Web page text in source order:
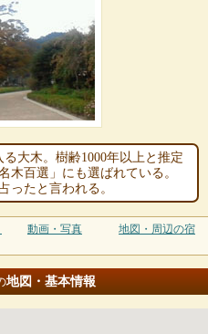
大木。樹齢1000年以上と推定
木百選」にも選ばれている。
ったと言われる。
動画・写真 地図・周辺の宿
地図・基本情報